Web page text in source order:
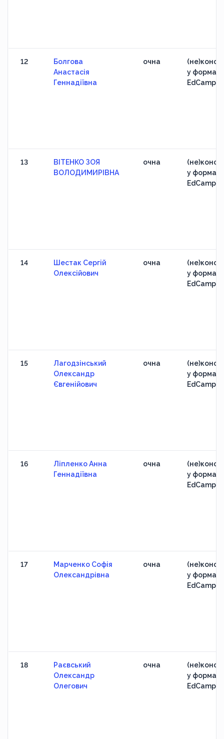
12
Болгова
Анастасія
Геннадіївна
очна
у форматі
EdCamp
13
ВІТЕНКО ЗОЯ
ВОЛОДИМИРІВНА
очна
у форматі
EdCamp
14
Шестак Сергій
Олексійович
очна
у форматі
EdCamp
15
Лагодзінський
Олександр
Євгенійович
очна
у форматі
EdCamp
16
Ліпленко Анна
Геннадіївна
очна
у форматі
EdCamp
17
Марченко Софія
Олександрівна
очна
у форматі
EdCamp
18
Раєвський
Олександр
Олегович
очна
у форматі
EdCamp